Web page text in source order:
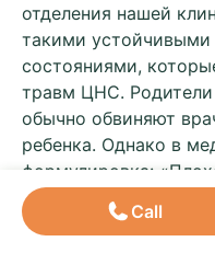
отделения нашей
такими устойчивыми
состояниями,
травм ЦНС.
обычно обвиняют
ребенка. Однако в
формулировка:
рождается». То есть
в семье, в частности
Call